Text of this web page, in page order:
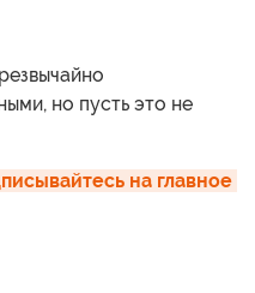
но пусть это не
на главное